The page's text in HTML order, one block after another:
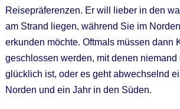
Reisepräferenzen. Er will lieber in den
am Strand liegen, während Sie im
erkunden möchte. Oftmals müssen dann
geschlossen werden, mit denen niemand
glücklich ist, oder es geht abwechselnd
Norden und ein Jahr in den Süden.